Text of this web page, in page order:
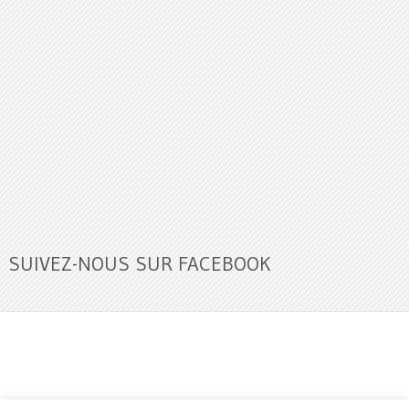
SUIVEZ-NOUS SUR FACEBOOK